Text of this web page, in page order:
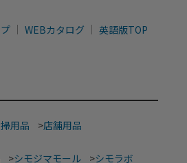
WEBカタログ 英語版TOP
用品 >店舗用品
>シモジマモール >シモラボ